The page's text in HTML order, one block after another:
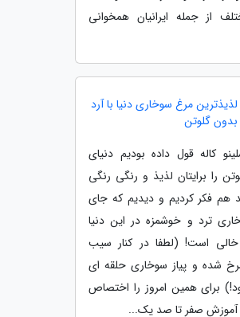
از جمله ایرانیان همخوانی
مرغ سوخاری دنیا با آرد
گلوتن
کاله قول داده بودیم دنیای
را برایتان لذیذ و رنگی رنگی
هم فکر کردیم و دیدیم که جای
ترد و خوشمزه در این دنیا
است! (لطفا در کنار سیب
شده و پیاز سوخاری حلقه ای
برای همین امروز را اختصاص
آموزش صفر تا صد یک...